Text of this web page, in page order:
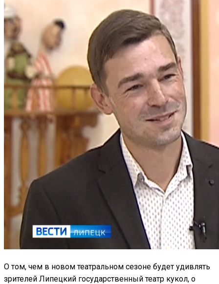
О том, чем в новом театральном сезоне будет удивлять
зрителей Липецкий государственный театр кукол, о